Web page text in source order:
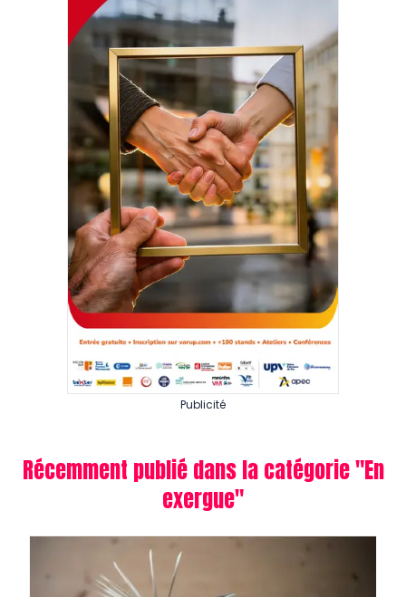
Publicité
Récemment publié dans la catégorie "En
exergue"